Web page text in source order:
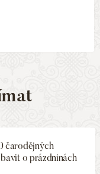
čarodějných
o prázdninách